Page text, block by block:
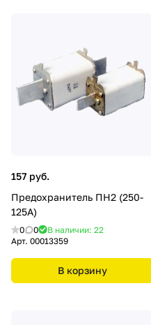
157 руб.
Предохранитель ПН2 (250-
125А)
0 0
В наличии: 22
Арт. 00013359
В корзину